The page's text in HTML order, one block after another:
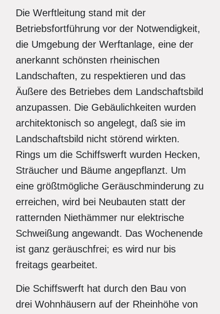
Die Werftleitung stand mit der
Betriebsfortführung vor der Notwendigkeit,
die Umgebung der Werftanlage, eine der
anerkannt schönsten rheinischen
Landschaften, zu respektieren und das
Äußere des Betriebes dem Landschaftsbild
anzupassen. Die Gebäulichkeiten wurden
architektonisch so angelegt, daß sie im
Landschaftsbild nicht störend wirkten.
Rings um die Schiffswerft wurden Hecken,
Sträucher und Bäume angepflanzt. Um
eine größtmögliche Geräuschminderung zu
erreichen, wird bei Neubauten statt der
ratternden Niethämmer nur elektrische
Schweißung angewandt. Das Wochenende
ist ganz geräuschfrei; es wird nur bis
freitags gearbeitet.
Die Schiffswerft hat durch den Bau von
drei Wohnhäusern auf der Rheinhöhe von